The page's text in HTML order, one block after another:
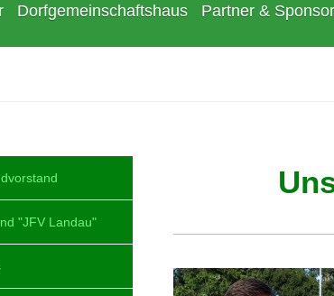
Dorfgemeinschaftshaus Partner &
"JFV Landau"